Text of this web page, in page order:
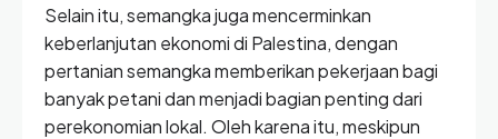
Selain itu, semangka juga mencerminkan
keberlanjutan ekonomi di Palestina, dengan
pertanian semangka memberikan pekerjaan bagi
banyak petani dan menjadi bagian penting dari
perekonomian lokal. Oleh karena itu, meskipun